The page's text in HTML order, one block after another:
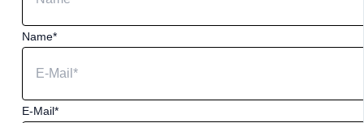
Name*
E-Mail*